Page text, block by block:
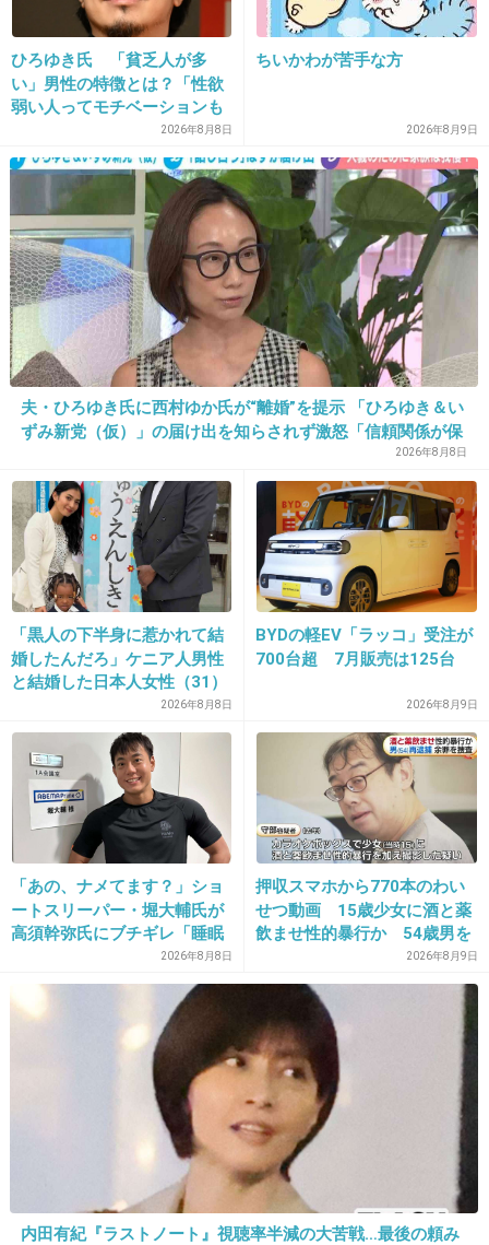
こういう、いかにもバイトを通報したら調査する機関があ
ればいいのになぁ
24. 匿名2026/06/03(水) 09:34:30
>>1
確信犯だね、くそセブン
+16
25. 匿名 2026/06/03(水) 09:34:39
決算の時に預かり金が増えまくってると思うんだけど、誰
も気づかないの？
上場企業は監査法人が入ってるよね。
セブンが返金するってことは協会には払ってないよね。
1件の返信
2026/06/03(水) 09:34:42
>>9
D寄りのCです
2件の返信
+3 -4
2026/06/03(水) 09:36:15
間違えが起こる仕組みのまま放置してるのは問題だよ
働いてるならわかる
あら〜あら〜ダメだわ〜
ひろゆき氏 「貧乏人が多
い」男性の特徴とは？「性欲
弱い人ってモチベーションも
低いので貧乏人多い」2026年8月8日
ちいかわが苦手な方
2026年8月9日
夫・ひろゆき氏に西村ゆか氏が“離婚”を提示 「ひろゆき＆い
ずみ新党（仮）」の届け出を知らされず激怒「信頼関係が保
2026年8月8日
「黒人の下半身に惹かれて結
婚したんだろ」ケニア人男性
と結婚した日本人女性（31）
に“誹謗中傷”殺到…本人が語
る、日本で感じる“外国人差
別”のリアル
2026年8月8日
BYDの軽EV「ラッコ」受注が
700台超 7月販売は125台
2026年8月9日
「あの、ナメてます？」ショ
ートスリーパー・堀大輔氏が
高須幹弥氏にブチギレ「睡眠
不足の人＝キレやすい」SNS
で物議
2026年8月8日
押収スマホから770本のわい
せつ動画 15歳少女に酒と薬
飲ませ性的暴行か 54歳男を
再逮捕 「薬もありますよ」
とSNSで誘い出し
2026年8月9日
内田有紀『ラストノート』視聴率半減の大苦戦…最後の頼み